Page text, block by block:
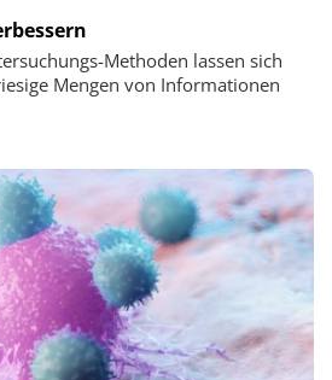
Methoden lassen sich
Mengen von Informationen